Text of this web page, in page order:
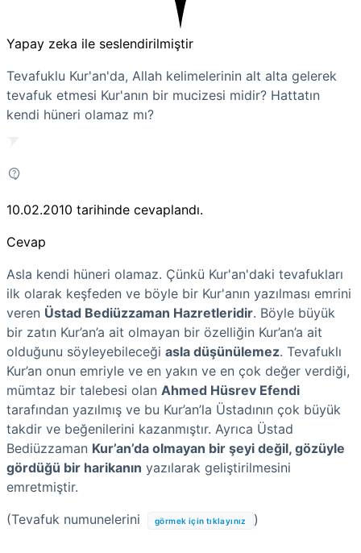
Yapay zeka ile seslendirilmiştir
Tevafuklu Kur'an'da, Allah kelimelerinin alt alta gelerek
tevafuk etmesi Kur'anın bir mucizesi midir? Hattatın
kendi hüneri olamaz mı?
10.02.2010 tarihinde cevaplandı.
Cevap
Asla kendi hüneri olamaz. Çünkü Kur'an'daki tevafukları
ilk olarak keşfeden ve böyle bir Kur'anın yazılması emrini
veren Üstad Bediüzzaman Hazretleridir. Böyle büyük
bir zatın Kur’an’a ait olmayan bir özelliğin Kur’an’a ait
olduğunu söyleyebileceği asla düşünülemez. Tevafuklı
Kur’an onun emriyle ve en yakın ve en çok değer verdiği,
mümtaz bir talebesi olan Ahmed Hüsrev Efendi
tarafından yazılmış ve bu Kur’an’la Üstadının çok büyük
takdir ve beğenilerini kazanmıştır. Ayrıca Üstad
Bediüzzaman Kur’an’da olmayan bir şeyi değil, gözüyle
gördüğü bir harikanın yazılarak geliştirilmesini
emretmiştir.
(Tevafuk numunelerini
görmek için tıklayınız )